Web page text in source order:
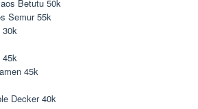
Betutu 50k
Semur 55k
30k
45k
45k
Decker 40k